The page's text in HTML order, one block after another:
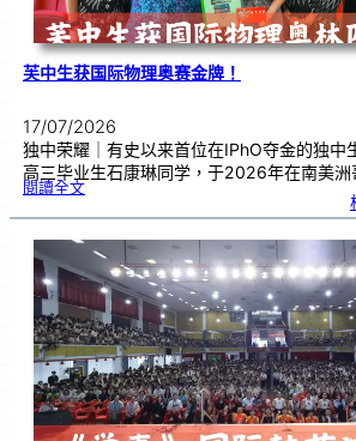
芙中生获国际物理奥赛金牌！
17/07/2026
独中荣耀｜有史以来首位在IPhO夺金的
高三毕业生石康琳同学，于2026年在南美
閱讀全文:芙
获
际
物
理
赛
金
牌
！